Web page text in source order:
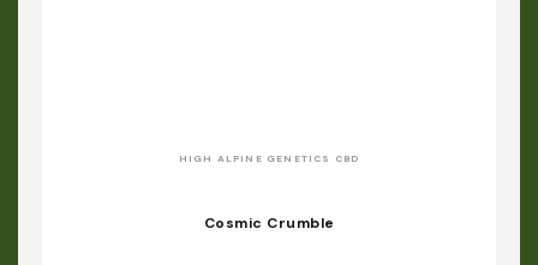
HIGH ALPINE GENETICS CBD
Cosmic Crumble